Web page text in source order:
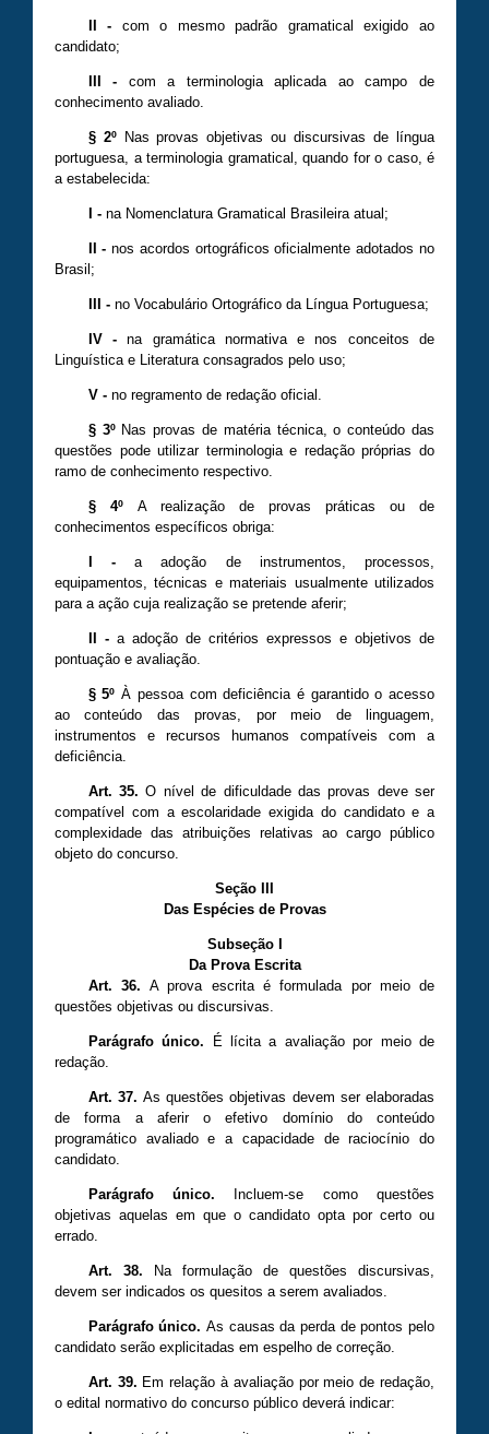
- com o mesmo padrão gramatical exigido ao
candidato;
- com a terminologia aplicada ao campo de
conhecimento avaliado.
§ 2ºNas provas objetivas ou discursivas de língua
portuguesa, a terminologia gramatical, quando for o caso, é
a estabelecida:
I -na Nomenclatura Gramatical Brasileira atual;
- nos acordos ortográficos oficialmente adotados no
Brasil;
-no Vocabulário Ortográfico da Língua Portuguesa;
IV - na gramática normativa e nos conceitos de
Linguística e Literatura consagrados pelo uso;
V -no regramento de redação oficial.
§ 3ºNas provas de matéria técnica, o conteúdo das
questões pode utilizar terminologia e redação próprias do
ramo de conhecimento respectivo.
§ 4ºA realização de provas práticas ou de
conhecimentos específicos obriga:
-a adoção de instrumentos, processos,
equipamentos, técnicas e materiais usualmente utilizados
para a ação cuja realização se pretende aferir;
-a adoção de critérios expressos e objetivos de
pontuação e avaliação.
§ 5º À pessoa com deficiência é garantido o acesso
ao conteúdo das provas, por meio de linguagem,
instrumentos e recursos humanos compatíveis com a
deficiência.
Art. 35. O nível de dificuldade das provas deve ser
compatível com a escolaridade exigida do candidato e a
complexidade das atribuições relativas ao cargo público
objeto do concurso.
Seção III
Das Espécies de Provas
Subseção I
Da Prova Escrita
Art. 36. A prova escrita é formulada por meio de
questões objetivas ou discursivas.
Parágrafo único. É lícita a avaliação por meio de
redação.
Art. 37. As questões objetivas devem ser elaboradas
de forma a aferir o efetivo domínio do conteúdo
programático avaliado e a capacidade de raciocínio do
candidato.
Parágrafo único. Incluem-se como questões
objetivas aquelas em que o candidato opta por certo ou
errado.
Art. 38. Na formulação de questões discursivas,
devem ser indicados os quesitos a serem avaliados.
Parágrafo único. As causas da perda de pontos pelo
candidato serão explicitadas em espelho de correção.
Art. 39. Em relação à avaliação por meio de redação,
o edital normativo do concurso público deverá indicar: